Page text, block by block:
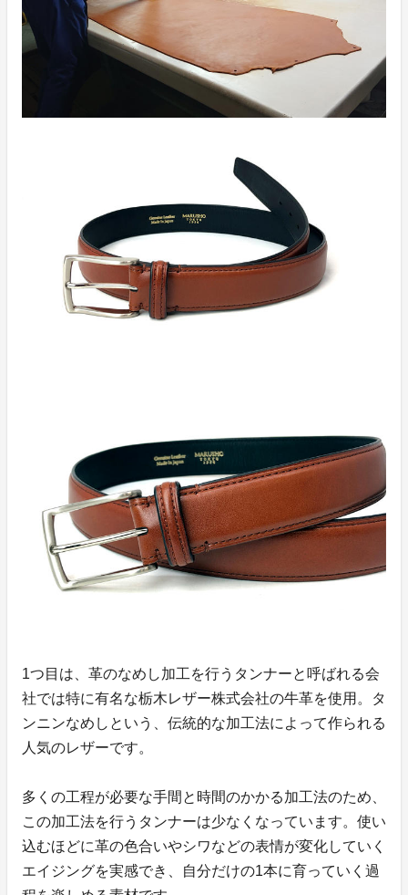
1つ目は、革のなめし加工を行うタンナーと呼ばれる会
社では特に有名な栃木レザー株式会社の牛革を使用。タ
ンニンなめしという、伝統的な加工法によって作られる
人気のレザーです。
多くの工程が必要な手間と時間のかかる加工法のため、
この加工法を行うタンナーは少なくなっています。使い
込むほどに革の色合いやシワなどの表情が変化していく
エイジングを実感でき、自分だけの1本に育っていく過